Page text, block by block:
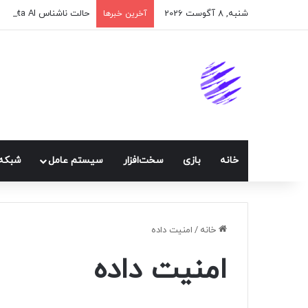
شنبه, 8 آگوست 2026 آخرین خبرها حالت ناشناس Meta AI به واتس‌اپ اضافه شد
خانه بازی سخت‌افزار سيستم عامل
خانه / امنیت داده
امنیت داده